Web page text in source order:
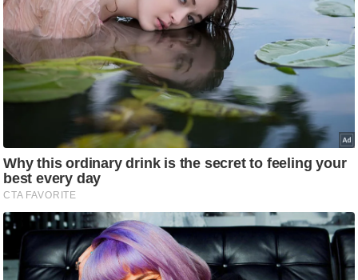
g
N
e
w
s
फ
स्टा
इ
टे
क्नॉ